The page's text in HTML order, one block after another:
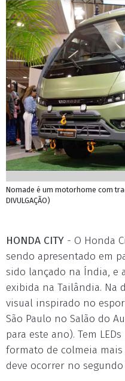
Nomade é um motorhome com
DIVULGAÇÃO)
HONDA CITY - O Honda
sendo apresentado em
sido lançado na Índia, e
exibida na Tailândia. Na
visual inspirado no
São Paulo no Salão do
para este ano). Tem
formato de colmeia
deve ocorrer no segundo